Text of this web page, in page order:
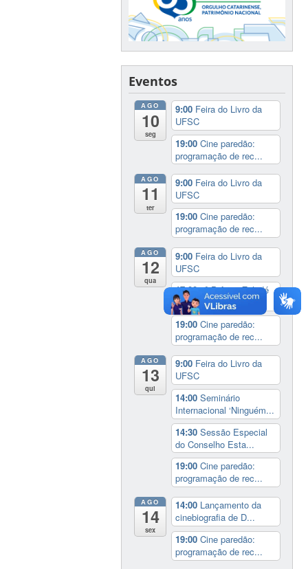
Eventos
AGO
10
seg
9:00 Feira do Livro da
UFSC
19:00Cine paredão:
programação de rec...
AGO
11
ter
9:00 Feira do Livro da
UFSC
19:00Cine paredão:
programação de rec...
AGO
12
qua
9:00 Feira do Livro da
UFSC
17:003º Prêmio Zahidé
Muzart
19:00Cine paredão:
programação de rec...
AGO
13
qui
9:00 Feira do Livro da
UFSC
14:00Seminário
Internacional ‘Ninguém...
14:30Sessão Especial
do Conselho Esta...
19:00Cine paredão:
programação de rec...
AGO
14
sex
14:00 Lançamento da
cinebiografia de D...
19:00Cine paredão:
programação de rec...